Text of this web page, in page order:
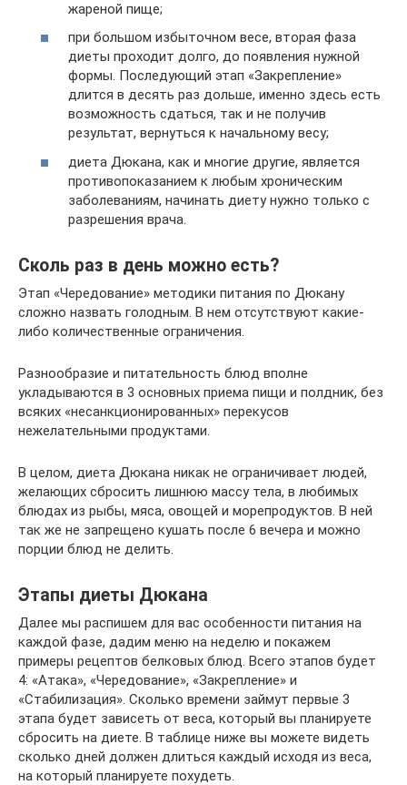
жареной пище;
при большом избыточном весе, вторая фаза
диеты проходит долго, до появления нужной
формы. Последующий этап «Закрепление»
длится в десять раз дольше, именно здесь есть
возможность сдаться, так и не получив
результат, вернуться к начальному весу;
диета Дюкана, как и многие другие, является
противопоказанием к любым хроническим
заболеваниям, начинать диету нужно только с
разрешения врача.
Сколь раз в день можно есть?
Этап «Чередование» методики питания по Дюкану
сложно назвать голодным. В нем отсутствуют какие-
либо количественные ограничения.
Разнообразие и питательность блюд вполне
укладываются в 3 основных приема пищи и полдник, без
всяких «несанкционированных» перекусов
нежелательными продуктами.
В целом, диета Дюкана никак не ограничивает людей,
желающих сбросить лишнюю массу тела, в любимых
блюдах из рыбы, мяса, овощей и морепродуктов. В ней
так же не запрещено кушать после 6 вечера и можно
порции блюд не делить.
Этапы диеты Дюкана
Далее мы распишем для вас особенности питания на
каждой фазе, дадим меню на неделю и покажем
примеры рецептов белковых блюд. Всего этапов будет
4: «Атака», «Чередование», «Закрепление» и
«Стабилизация». Сколько времени займут первые 3
этапа будет зависеть от веса, который вы планируете
сбросить на диете. В таблице ниже вы можете видеть
сколько дней должен длиться каждый исходя из веса,
на который планируете похудеть.